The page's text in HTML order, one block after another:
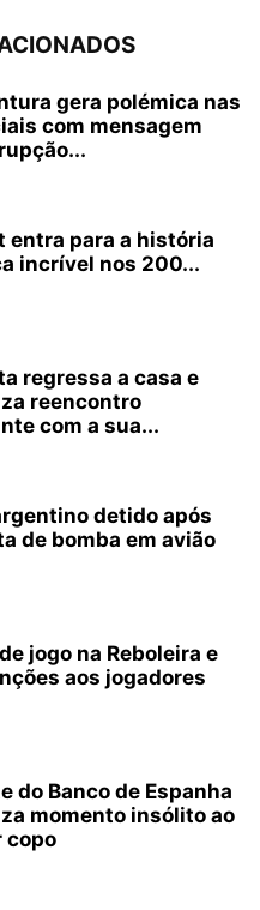
gera polémica nas
com mensagem
entra para a história
incrível nos 200...
regressa a casa e
reencontro
com a sua...
detido após
de bomba em avião
jogo na Reboleira e
aos jogadores
do Banco de Espanha
momento insólito ao
copo